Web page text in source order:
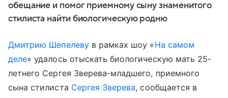
обещание и помог приемному сыну знаменитого
стилиста найти биологическую родню
Дмитрию Шепелевув рамках шоу «На самом
деле» удалось отыскать биологическую мать 25-
летнего Сергея Зверева-младшего, приемного
сына стилиста Сергея Зверева, сообщается в